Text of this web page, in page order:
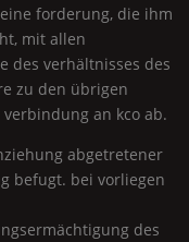
forderung, die ihm
mit allen
des verhältnisses des
zu den übrigen
an kco ab.
abgetretener
befugt. bei vorliegen
des